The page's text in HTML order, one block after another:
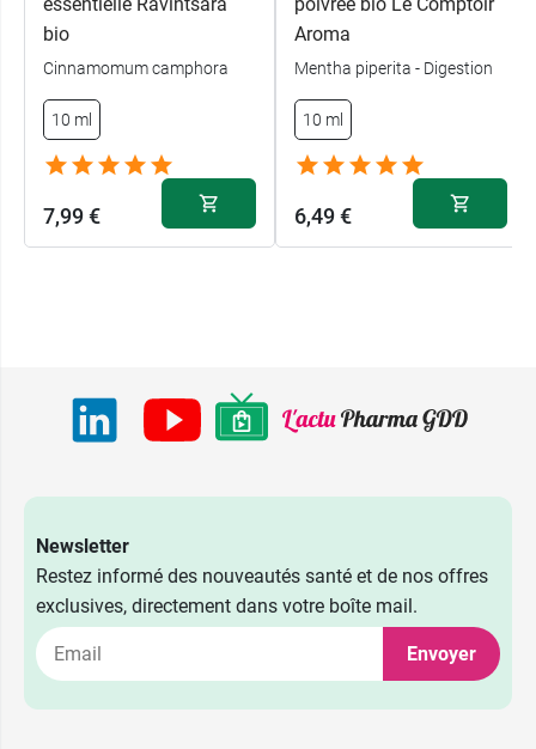
bio
Cinnamomum camphora
10 ml
7,99 €
Aroma
Mentha piperita - Digestion
10 ml
6,49 €
Newsletter
Restez informé des nouveautés santé et de nos offres
exclusives, directement dans votre boîte mail.
Envoyer